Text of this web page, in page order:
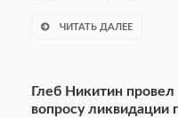
ЧИТАТЬ ДАЛЕЕ
Глеб Никитин
вопросу ликвидации